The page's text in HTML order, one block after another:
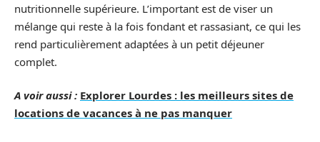
nutritionnelle supérieure. L’important est de viser un
mélange qui reste à la fois fondant et rassasiant, ce qui les
rend particulièrement adaptées à un petit déjeuner
complet.
A voir aussi : Explorer Lourdes : les meilleurs sites de
locations de vacances à ne pas manquer